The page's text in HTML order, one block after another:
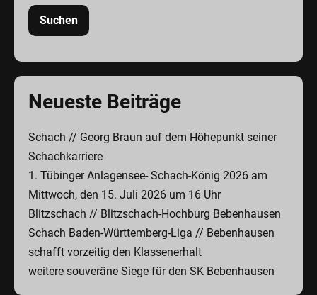
Suchen
Neueste Beiträge
Schach // Georg Braun auf dem Höhepunkt seiner
Schachkarriere
1. Tübinger Anlagensee- Schach-König 2026 am
Mittwoch, den 15. Juli 2026 um 16 Uhr
Blitzschach // Blitzschach-Hochburg Bebenhausen
Schach Baden-Württemberg-Liga // Bebenhausen
schafft vorzeitig den Klassenerhalt
weitere souveräne Siege für den SK Bebenhausen